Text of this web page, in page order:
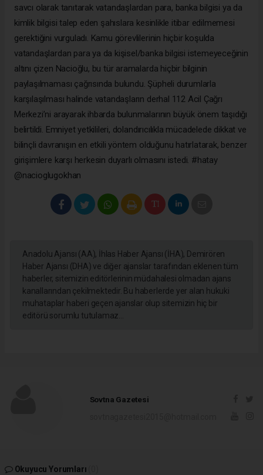
savcı olarak tanıtarak vatandaşlardan para, banka bilgisi ya da
kimlik bilgisi talep eden şahıslara kesinlikle itibar edilmemesi
gerektiğini vurguladı. Kamu görevlilerinin hiçbir koşulda
vatandaşlardan para ya da kişisel/banka bilgisi istemeyeceğinin
altını çizen Nacioğlu, bu tür aramalarda hiçbir bilginin
paylaşılmaması çağrısında bulundu. Şüpheli durumlarla
karşılaşılması halinde vatandaşların derhal 112 Acil Çağrı
Merkezi’ni arayarak ihbarda bulunmalarının büyük önem taşıdığı
belirtildi. Emniyet yetkilileri, dolandırıcılıkla mücadelede dikkat ve
bilinçli davranışın en etkili yöntem olduğunu hatırlatarak, benzer
girişimlere karşı herkesin duyarlı olmasını istedi. #hatay
@nacioglugokhan
Anadolu Ajansı (AA), İhlas Haber Ajansı (İHA), Demirören
Haber Ajansı (DHA) ve diğer ajanslar tarafından eklenen tüm
haberler, sitemizin editörlerinin müdahalesi olmadan ajans
kanallarından çekilmektedir. Bu haberlerde yer alan hukuki
muhataplar haberi geçen ajanslar olup sitemizin hiç bir
editörü sorumlu tutulamaz...
Sovtna Gazetesi
Okuyucu Yorumları